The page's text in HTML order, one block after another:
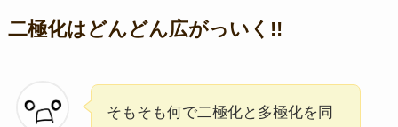
二極化はどんどん広がっいく!!
そもそも何で二極化と多極化を同